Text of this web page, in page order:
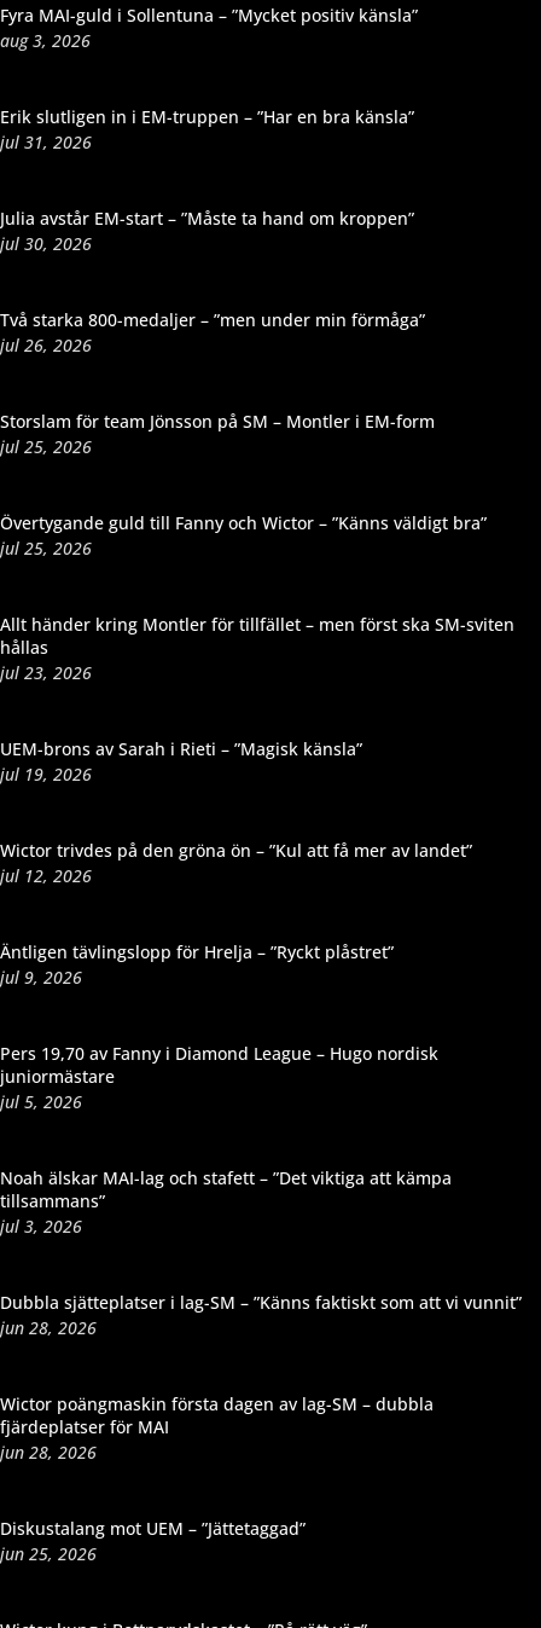
Fyra MAI-guld i Sollentuna – ”Mycket positiv känsla”
aug 3, 2026
Erik slutligen in i EM-truppen – ”Har en bra känsla”
jul 31, 2026
Julia avstår EM-start – ”Måste ta hand om kroppen”
jul 30, 2026
Två starka 800-medaljer – ”men under min förmåga”
jul 26, 2026
Storslam för team Jönsson på SM – Montler i EM-form
jul 25, 2026
Övertygande guld till Fanny och Wictor – ”Känns väldigt bra”
jul 25, 2026
Allt händer kring Montler för tillfället – men först ska SM-sviten
hållas
jul 23, 2026
UEM-brons av Sarah i Rieti – ”Magisk känsla”
jul 19, 2026
Wictor trivdes på den gröna ön – ”Kul att få mer av landet”
jul 12, 2026
Äntligen tävlingslopp för Hrelja – ”Ryckt plåstret”
jul 9, 2026
Pers 19,70 av Fanny i Diamond League – Hugo nordisk
juniormästare
jul 5, 2026
Noah älskar MAI-lag och stafett – ”Det viktiga att kämpa
tillsammans”
jul 3, 2026
Dubbla sjätteplatser i lag-SM – ”Känns faktiskt som att vi vunnit”
jun 28, 2026
Wictor poängmaskin första dagen av lag-SM – dubbla
fjärdeplatser för MAI
jun 28, 2026
Diskustalang mot UEM – ”Jättetaggad”
jun 25, 2026